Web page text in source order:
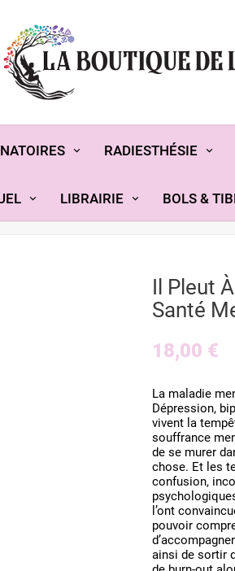
RADIESTHÉSIE
LIBRAIRIE BOLS &
Il Pleut
Santé
18,00 €
La maladie
Dépression,
vivent la
souffrance
de se murer
chose. Et les
confusion,
l’ont
pouvoir
ainsi de sortir